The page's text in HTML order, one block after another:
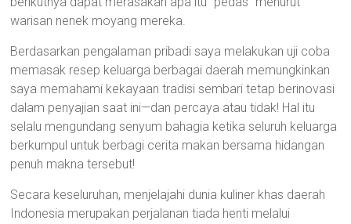
warisan nenek moyang mereka.
Berdasarkan pengalaman pribadi saya melakukan uji coba
memasak resep keluarga berbagai daerah memungkinkan
saya memahami kekayaan tradisi sembari tetap berinovasi
dalam penyajian saat ini—dan percaya atau tidak! Hal itu
selalu mengundang senyum bahagia ketika seluruh keluarga
berkumpul untuk berbagi cerita makan bersama hidangan
penuh makna tersebut!
Secara keseluruhan, menjelajahi dunia kuliner khas daerah
Indonesia merupakan perjalanan tiada henti melalui